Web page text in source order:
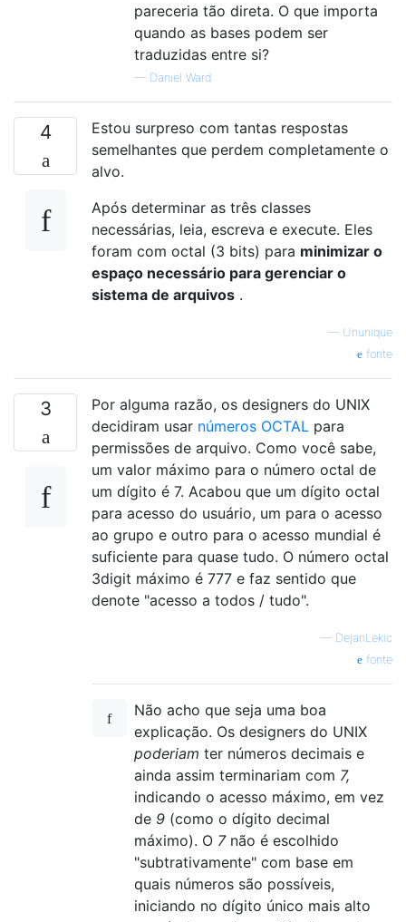
pareceria tão direta. O que importa
quando as bases podem ser
traduzidas entre si?
— Daniel Ward
4
Estou surpreso com tantas respostas
semelhantes que perdem completamente o
alvo.
Após determinar as três classes
necessárias, leia, escreva e execute. Eles
foram com octal (3 bits) para minimizar o
espaço necessário para gerenciar o
sistema de arquivos .
— Ununique
fonte
3
Por alguma razão, os designers do UNIX
decidiram usar números OCTAL para
permissões de arquivo. Como você sabe,
um valor máximo para o número octal de
um dígito é 7. Acabou que um dígito octal
para acesso do usuário, um para o acesso
ao grupo e outro para o acesso mundial é
suficiente para quase tudo. O número octal
3digit máximo é 777 e faz sentido que
denote "acesso a todos / tudo".
— DejanLekic
fonte
Não acho que seja uma boa
explicação. Os designers do UNIX
poderiam ter números decimais e
ainda assim terminariam com 7,
indicando o acesso máximo, em vez
de 9 (como o dígito decimal
máximo). O 7não é escolhido
"subtrativamente" com base em
quais números são possíveis,
iniciando no dígito único mais alto